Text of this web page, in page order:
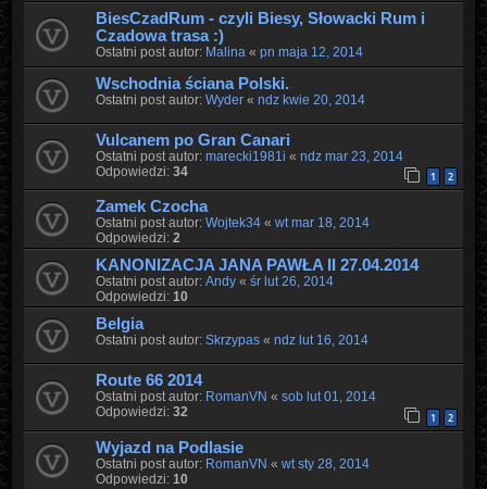
BiesCzadRum - czyli Biesy, Słowacki Rum i
Czadowa trasa :)
Ostatni post autor: Malina « pn maja 12, 2014
Wschodnia ściana Polski.
Ostatni post autor: Wyder« ndz kwie 20, 2014
Vulcanem po Gran Canari
Ostatni post autor: marecki1981i « ndz mar 23, 2014
Odpowiedzi: 34 1 2
Zamek Czocha
Ostatni post autor: Wojtek34« wt mar 18, 2014
Odpowiedzi: 2
KANONIZACJA JANA PAWŁA II 27.04.2014
Ostatni post autor: Andy« śr lut 26, 2014
Odpowiedzi: 10
Belgia
Ostatni post autor: Skrzypas« ndz lut 16, 2014
Route 66 2014
Ostatni post autor: RomanVN « sob lut 01, 2014
Odpowiedzi: 32 1 2
Wyjazd na Podlasie
Ostatni post autor: RomanVN « wt sty 28, 2014
Odpowiedzi: 10